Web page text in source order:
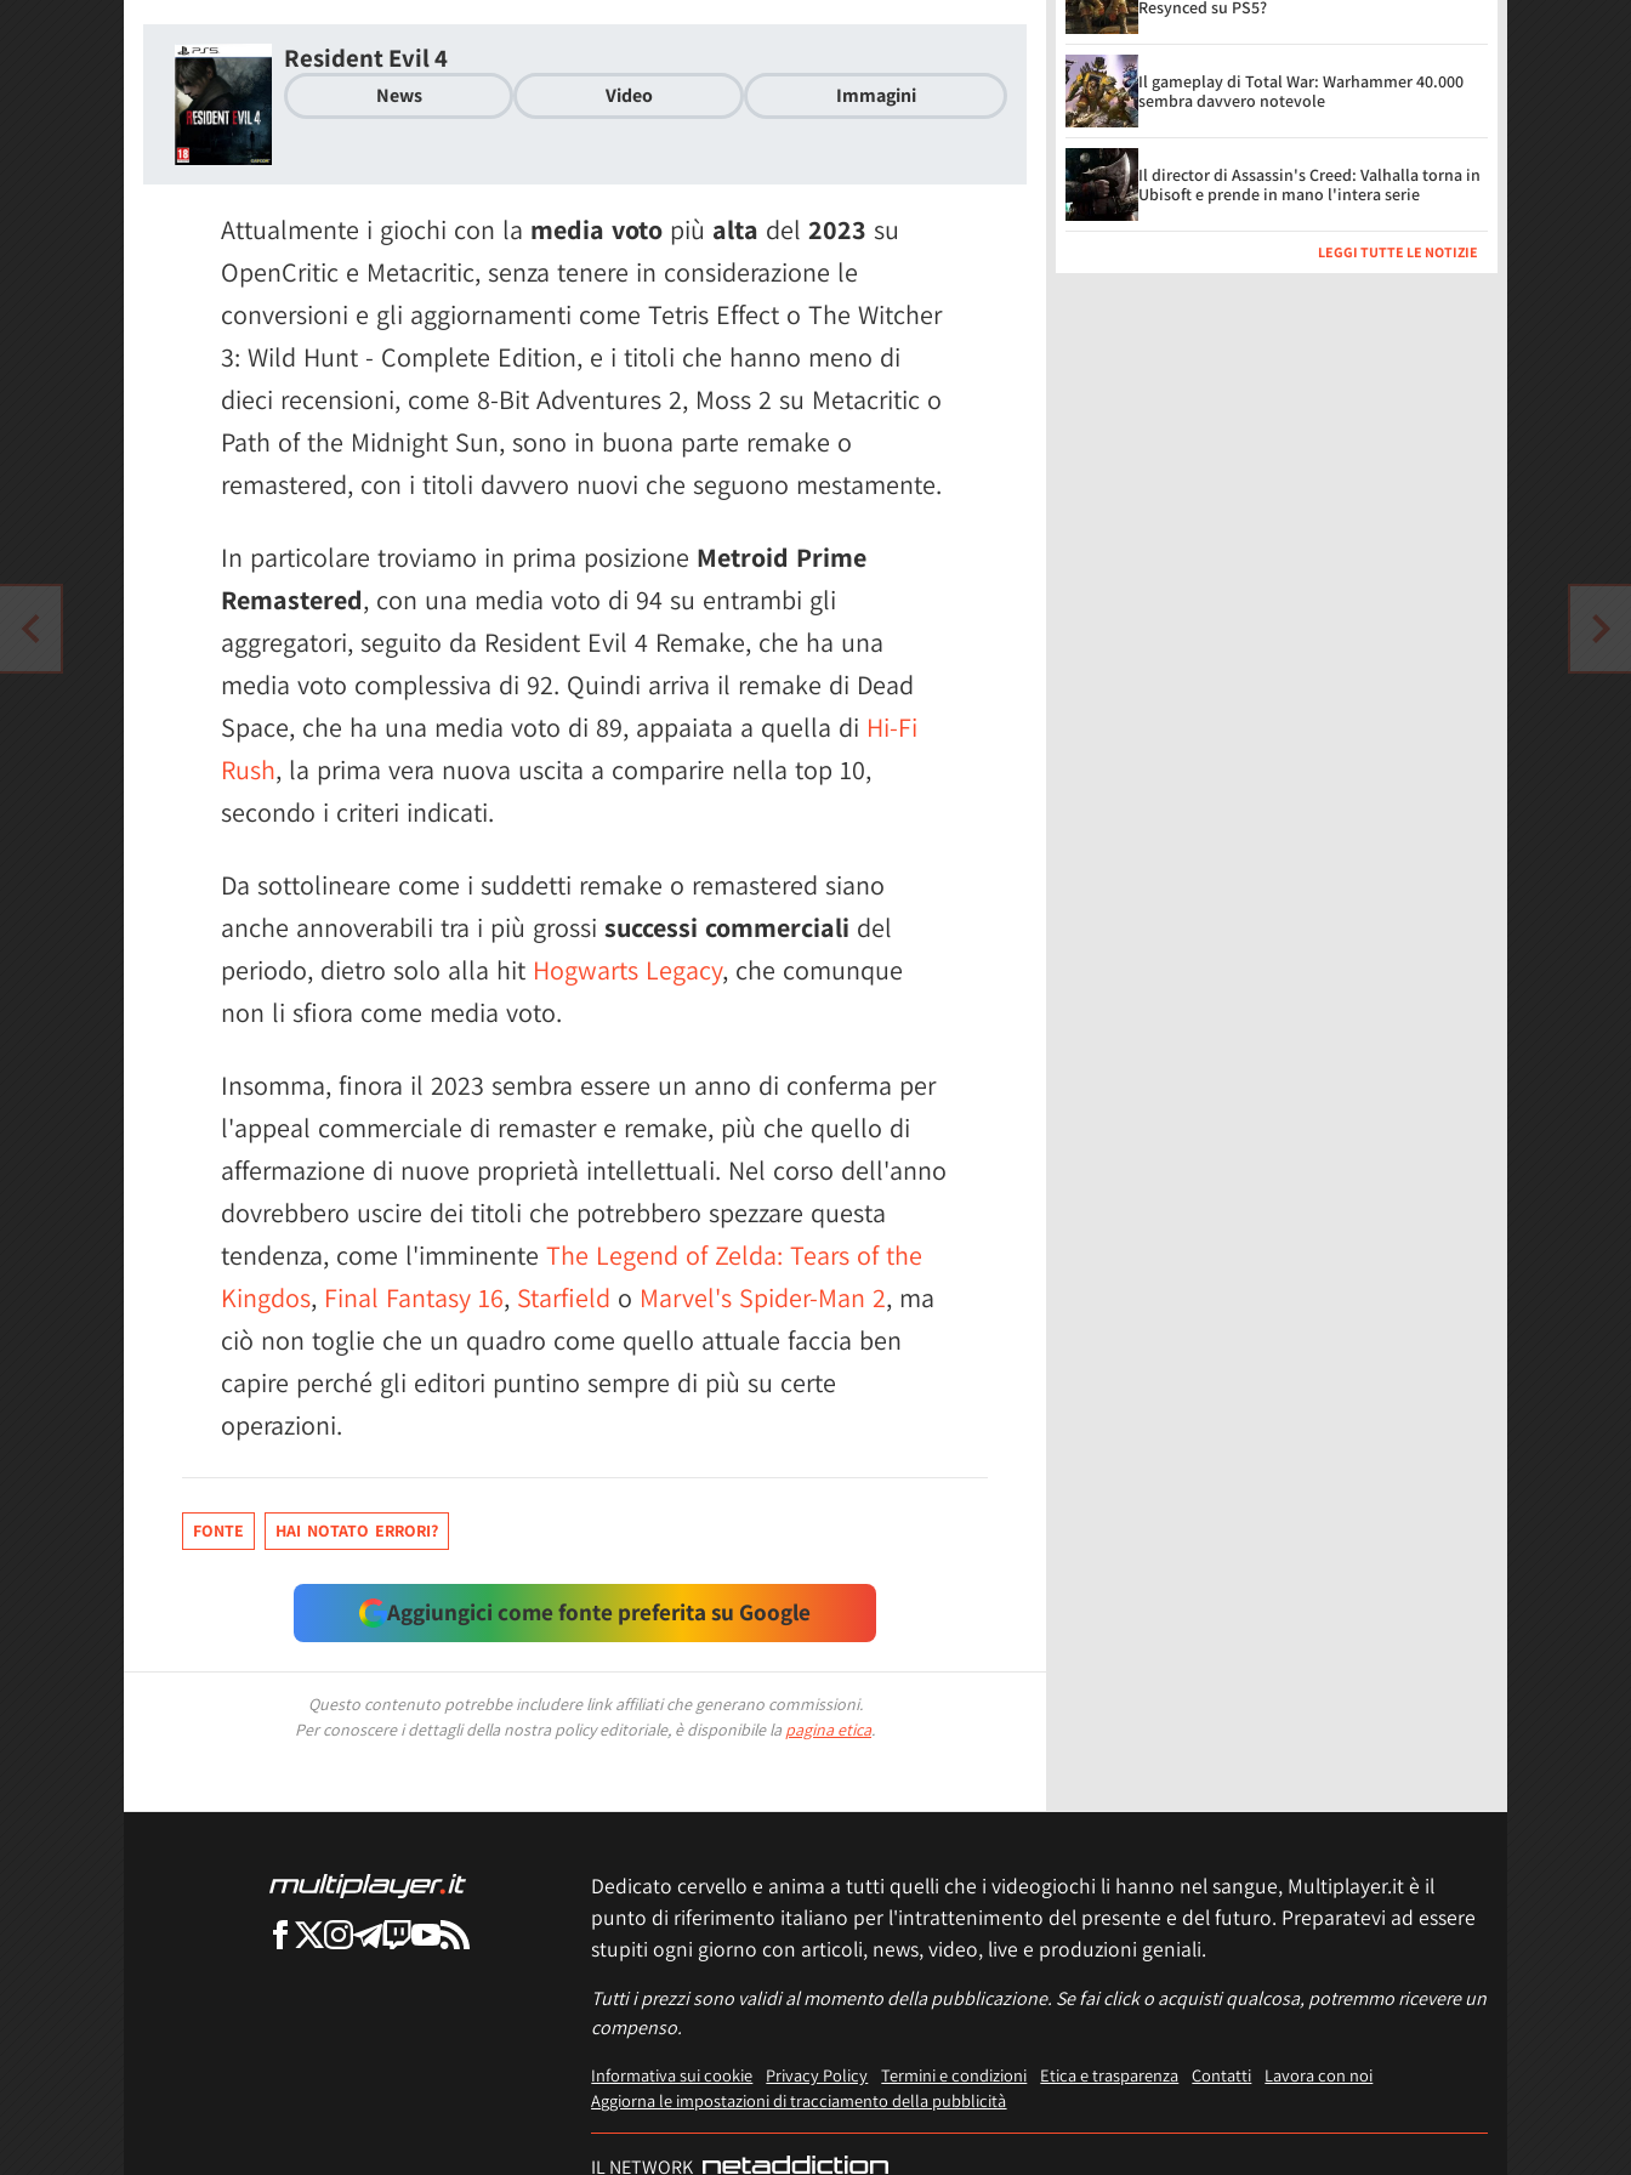
Resident Evil 4
News Video Immagini
Attualmente i giochi con la media voto più alta del 2023 su
OpenCritic e Metacritic, senza tenere in considerazione le
conversioni e gli aggiornamenti come Tetris Effect o The Witcher
3: Wild Hunt - Complete Edition, e i titoli che hanno meno di
dieci recensioni, come 8-Bit Adventures 2, Moss 2 su Metacritic o
Path of the Midnight Sun, sono in buona parte remake o
remastered, con i titoli davvero nuovi che seguono mestamente.
In particolare troviamo in prima posizione Metroid Prime
Remastered, con una media voto di 94 su entrambi gli
aggregatori, seguito da Resident Evil 4 Remake, che ha una
media voto complessiva di 92. Quindi arriva il remake di Dead
Space, che ha una media voto di 89, appaiata a quella di Hi-Fi
Rush, la prima vera nuova uscita a comparire nella top 10,
secondo i criteri indicati.
Da sottolineare come i suddetti remake o remastered siano
anche annoverabili tra i più grossi successi commerciali del
periodo, dietro solo alla hit Hogwarts Legacy, che comunque
non li sfiora come media voto.
Insomma, finora il 2023 sembra essere un anno di conferma per
l'appeal commerciale di remaster e remake, più che quello di
affermazione di nuove proprietà intellettuali. Nel corso dell'anno
dovrebbero uscire dei titoli che potrebbero spezzare questa
tendenza, come l'imminente The Legend of Zelda: Tears of the
Kingdos, Final Fantasy 16, Starfield o Marvel's Spider-Man 2, ma
ciò non toglie che un quadro come quello attuale faccia ben
capire perché gli editori puntino sempre di più su certe
operazioni.
FONTE HAI NOTATO ERRORI?
Aggiungici come fonte preferita su Google
Questo contenuto potrebbe includere link affiliati che generano commissioni.
Per conoscere i dettagli della nostra policy editoriale, è disponibile la pagina etica.
Resynced su PS5?
Il gameplay di Total War: Warhammer 40.000
sembra davvero notevole
Il director di Assassin's Creed: Valhalla torna in
Ubisoft e prende in mano l'intera serie
LEGGI TUTTE LE NOTIZIE
Dedicato cervello e anima a tutti quelli che i videogiochi li hanno nel sangue, Multiplayer.it è il
punto di riferimento italiano per l'intrattenimento del presente e del futuro. Preparatevi ad essere
stupiti ogni giorno con articoli, news, video, live e produzioni geniali.
Tutti i prezzi sono validi al momento della pubblicazione. Se fai click o acquisti qualcosa, potremmo ricevere un
compenso.
Informativa sui cookie Privacy Policy Termini e condizioni Etica e trasparenza Contatti
Lavora con noi
Aggiorna le impostazioni di tracciamento della pubblicità
IL NETWORK